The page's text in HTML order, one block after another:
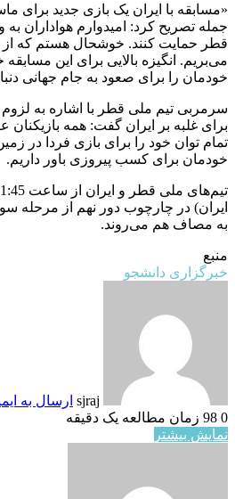
«مسابقه با ایران یک بازی جدید برای
جمله تصریح کرد: امیدوارم هواداران به
قطر حمایت کنند. خوشحال هستم که از
می‌بریم. انگیزه بالایی برای این
خودمان را برای صعود به جام جهانی
سرمربی تیم ملی قطر با اشاره به
برای غلبه بر ایران گفت: همه بازیکنان
تمام توان خود را برای بازی فردا در زمین
خودمان برای کسب پیروزی باور داریم.
به مصاف هم می‌روند.
منبع
خبرگزاری دانشجو
sjraj ارسال به
0
زمان مطالعه یک دقیقه
نمایش بیشتر